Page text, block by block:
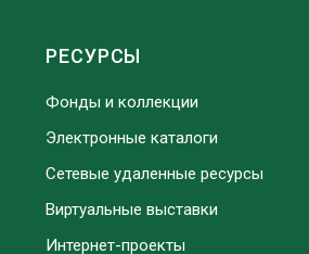
РЕСУРСЫ
Фонды и коллекции
Электронные каталоги
Сетевые удаленные ресурсы
Виртуальные выставки
Интернет-проекты